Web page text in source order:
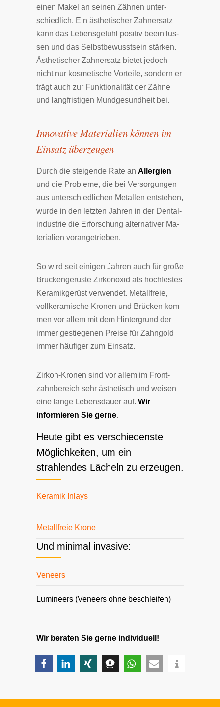
einen Ma­kel an sei­nen Zäh­nen un­ter­
schied­lich. Ein ästhetischer Zahnersatz
kann das Le­bens­ge­fühl po­si­tiv be­ein­flus­
sen und das Selbst­be­wusst­sein stär­ken.
Ästhetischer Zahn­er­satz bie­tet je­doch
nicht nur kos­me­ti­sche Vor­tei­le, son­dern er
trägt auch zur Funk­tio­nali­tät der Zäh­ne
und lang­fri­sti­gen Mund­ge­sund­heit bei.
Innovative Materialien können im
Einsatz überzeugen
Durch die stei­gen­de Ra­te an Al­ler­gien
und die Pro­ble­me, die bei Ver­sor­gun­gen
aus un­ter­schied­li­chen Me­tal­len ent­ste­hen,
wur­de in den letz­ten Jah­ren in der Den­tal­
in­du­strie die Er­for­schung al­ter­na­ti­ver Ma­
te­ria­lien vor­an­ge­trie­ben.
So wird seit eini­gen Jah­ren auch für große
Brücken­ge­rü­ste Zir­ko­no­xid als hoch­fe­stes
Ke­ra­mik­ge­rüst ver­wen­det. Me­tall­freie,
voll­ke­ra­mi­sche Kro­nen und Brücken kom­
men vor al­lem mit dem Hin­ter­grund der
im­mer ge­stie­ge­nen Prei­se für Zahn­gold
im­mer häu­fi­ger zum Ein­satz.
Zirkon-Kronen sind vor al­lem im Front­
zahn­be­reich sehr ästhe­tisch und wei­sen
eine lan­ge Le­bens­dauer auf. Wir
informieren Sie gerne.
Heute gibt es verschiedenste
Möglichkeiten, um ein
strahlendes Lächeln zu erzeugen.
Keramik Inlays
Metallfreie Krone
Und minimal invasive:
Veneers
Lumineers (Veneers ohne beschleifen)
Wir beraten Sie gerne individuell!